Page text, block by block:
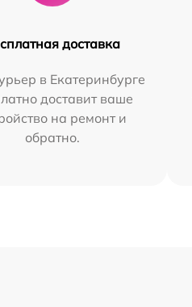
доставка
в Екатеринбурге
доставит ваше
на ремонт и
обратно.